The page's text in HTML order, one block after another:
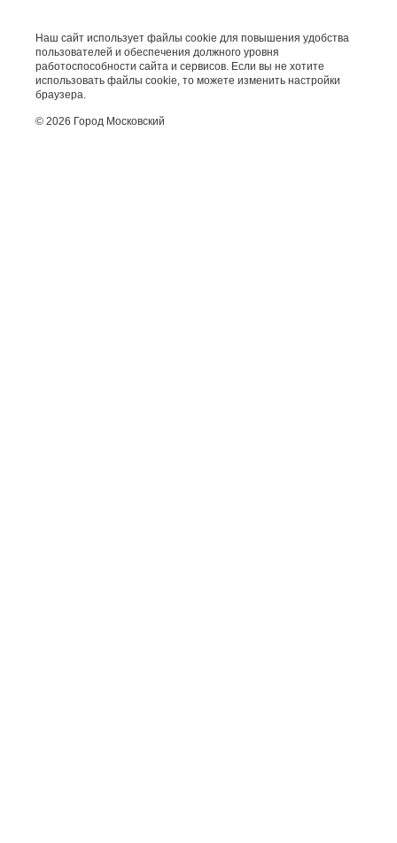
Наш сайт использует файлы cookie для повышения удобства
пользователей и обеспечения должного уровня
работоспособности сайта и сервисов. Если вы не хотите
использовать файлы cookie, то можете изменить настройки
браузера.
© 2026 Город Московский